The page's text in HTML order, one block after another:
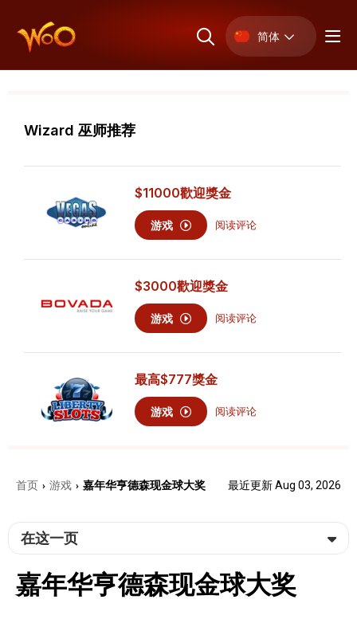
简体
Wizard 巫师推荐
$11000歡迎獎金
游戏 阅读评论
$3000歡迎獎金
游戏 阅读评论
最高$777獎金
游戏 阅读评论
首页 › 游戏 › 嘉年华亨德森现金球大奖 最近更新 Aug 03, 2026
在这一页
嘉年华亨德森现金球大奖